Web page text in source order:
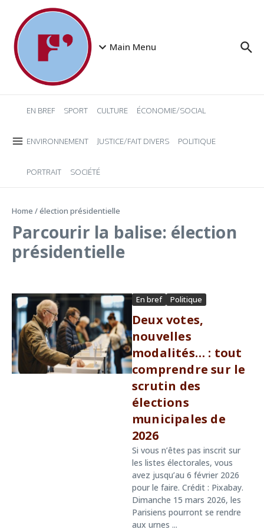
Aller au contenu
Main Menu
EN BREF SPORT CULTURE ÉCONOMIE/SOCIAL
ENVIRONNEMENT JUSTICE/FAIT DIVERS POLITIQUE
PORTRAIT SOCIÉTÉ
Home /élection présidentielle
Parcourir la balise: élection
présidentielle
En bref Politique
Deux votes,
nouvelles
modalités… : tout
comprendre sur le
scrutin des
élections
municipales de
2026
Si vous n’êtes pas inscrit sur
les listes électorales, vous
avez jusqu’au 6 février 2026
pour le faire. Crédit : Pixabay.
Dimanche 15 mars 2026, les
Parisiens pourront se rendre
aux urnes ...